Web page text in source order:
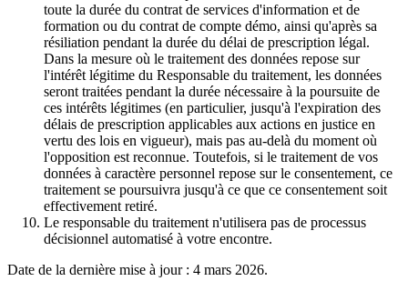
toute la durée du contrat de services d'information et de
formation ou du contrat de compte démo, ainsi qu'après sa
résiliation pendant la durée du délai de prescription légal.
Dans la mesure où le traitement des données repose sur
l'intérêt légitime du Responsable du traitement, les données
seront traitées pendant la durée nécessaire à la poursuite de
ces intérêts légitimes (en particulier, jusqu'à l'expiration des
délais de prescription applicables aux actions en justice en
vertu des lois en vigueur), mais pas au-delà du moment où
l'opposition est reconnue. Toutefois, si le traitement de vos
données à caractère personnel repose sur le consentement, ce
traitement se poursuivra jusqu'à ce que ce consentement soit
effectivement retiré.
Le responsable du traitement n'utilisera pas de processus
décisionnel automatisé à votre encontre.
Date de la dernière mise à jour : 4 mars 2026.